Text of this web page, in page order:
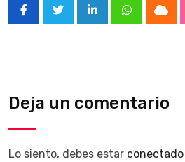
LinkedInWhatsappCloud
Deja un comentario
Lo siento, debes estar conectado